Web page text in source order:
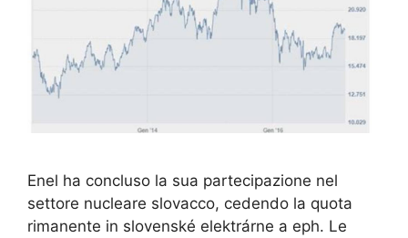
Enel ha concluso la sua partecipazione nel
settore nucleare slovacco, cedendo la quota
rimanente in slovenské elektrárne a eph. Le